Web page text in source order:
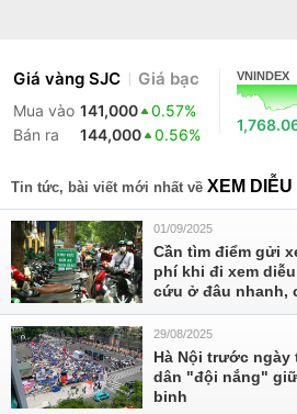
Giá vàng SJC Giá bạc
Mua vào 141,000
0.57%
Bán ra
144,000 0.56%
VNINDEX
Tin tức, bài viết mới nhất về XEM DIỄU
01/09/2025
Cần tìm điểm gửi
phí khi đi xem
cứu ở đâu nhanh,
29/08/2025
Hà Nội trước ngày
dân "đội nắng"
binh